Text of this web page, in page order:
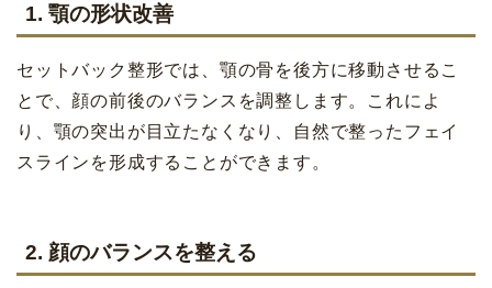
1. 顎の形状改善
セットバック整形では、顎の骨を後方に移動させるこ
とで、顔の前後のバランスを調整します。これによ
り、顎の突出が目立たなくなり、自然で整ったフェイ
スラインを形成することができます。
2. 顔のバランスを整える